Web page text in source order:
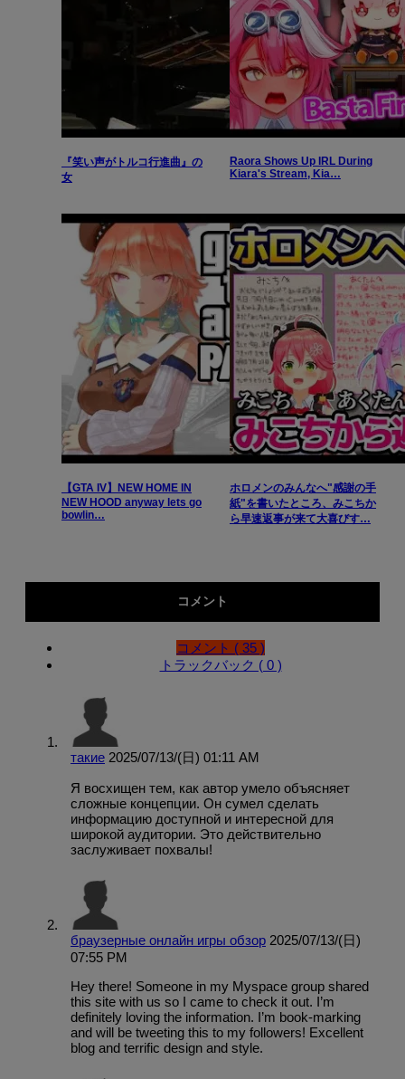
『笑い声がトルコ行進曲』の
女
Raora Shows Up IRL During
Kiara's Stream, Kia…
【GTA IV】NEW HOME IN
NEW HOOD anyway lets go
bowlin…
ホロメンのみんなへ"感謝の手
紙"を書いたところ、みこちか
ら早速返事が来て大喜びす…
コメント
コメント ( 35 )
トラックバック ( 0 )
такие 2025/07/13/(日) 01:11 AM
Я восхищен тем, как автор умело объясняет
сложные концепции. Он сумел сделать
информацию доступной и интересной для
широкой аудитории. Это действительно
заслуживает похвалы!
браузерные онлайн игры обзор 2025/07/13/(日)
07:55 PM
Hey there! Someone in my Myspace group shared
this site with us so I came to check it out. I’m
definitely loving the information. I’m book-marking
and will be tweeting this to my followers! Excellent
blog and terrific design and style.